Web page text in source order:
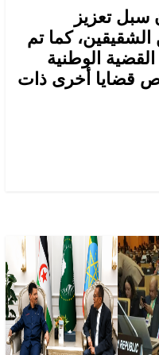
سبل تعزيز
الشقيقين، كما تم
الوطنية
قضايا أخرى ذات